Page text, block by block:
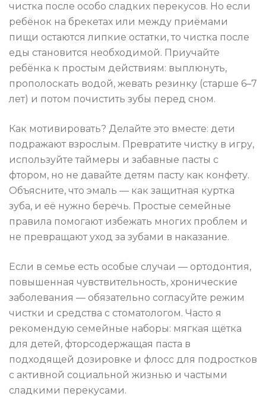
чистка после особо сладких перекусов. Но если
ребёнок на брекетах или между приёмами
пищи остаются липкие остатки, то чистка после
еды становится необходимой. Приучайте
ребёнка к простым действиям: выплюнуть,
прополоскать водой, жевать резинку (старше 6–7
лет) и потом почистить зубы перед сном.
Как мотивировать? Делайте это вместе: дети
подражают взрослым. Превратите чистку в игру,
используйте таймеры и забавные пасты с
фтором, но не давайте детям пасту как конфету.
Объясните, что эмаль — как защитная куртка
зуба, и её нужно беречь. Простые семейные
правила помогают избежать многих проблем и
не превращают уход за зубами в наказание.
Если в семье есть особые случаи — ортодонтия,
повышенная чувствительность, хронические
заболевания — обязательно согласуйте режим
чистки и средства с стоматологом. Часто я
рекомендую семейные наборы: мягкая щётка
для детей, фторсодержащая паста в
подходящей дозировке и флосс для подростков
с активной социальной жизнью и частыми
сладкими перекусами.